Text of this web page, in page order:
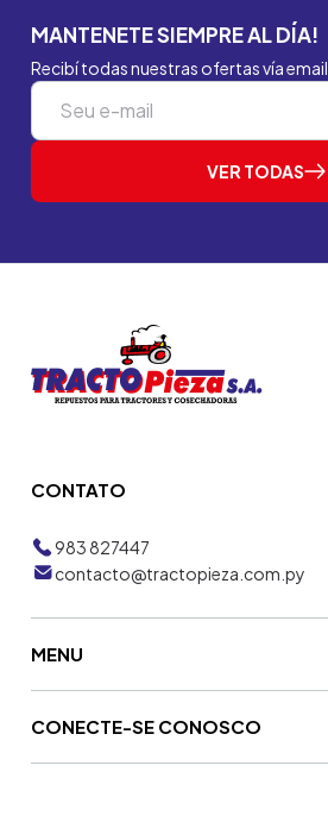
MANTENETE SIEMPRE AL DÍA!
Recibí todas nuestras ofertas vía email
VER TODAS
CONTATO
983 827447
contacto@tractopieza.com.py
MENU
CONECTE-SE CONOSCO